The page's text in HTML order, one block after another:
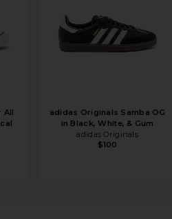
All
adidas Originals Samba OG
in Black, White, & Gum
adidas Originals
$100